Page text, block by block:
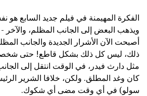
الفكرة المهيمنة في فيلم جديد السابع
ويذهب البعض إلى الجانب المظلم، والآخر -
أصبحت الآن الأشرار الجديدة والجانب
ذلك، ليس كل ذلك بشكل قاطع! حتى
مثل دارث فيدر، في الوقت انتقل إلى
سولو) في أي وقت مضى أي شكوك.